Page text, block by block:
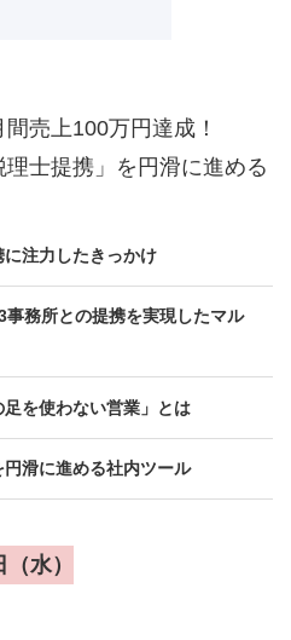
売上100万円達成！
士提携」を円滑に進める
注力したきっかけ
務所との提携を実現したマル
を使わない営業」とは
滑に進める社内ツール
水）